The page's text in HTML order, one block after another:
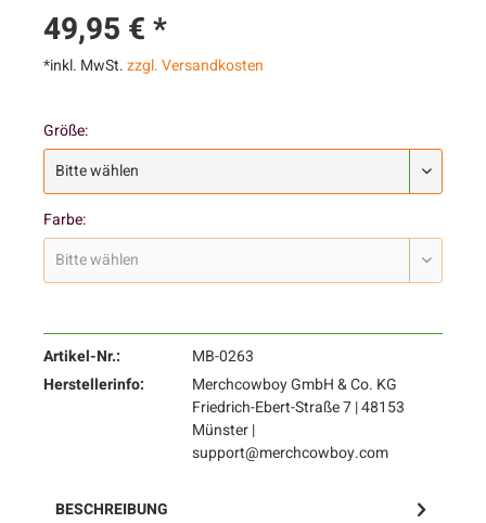
49,95 € *
*inkl. MwSt.zzgl. Versandkosten
Größe:
Farbe:
Artikel-Nr.:
MB-0263
Herstellerinfo:
Merchcowboy GmbH & Co. KG
Friedrich-Ebert-Straße 7 | 48153
Münster |
support@merchcowboy.com
BESCHREIBUNG